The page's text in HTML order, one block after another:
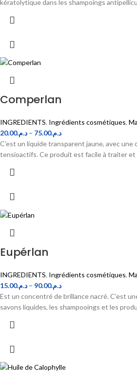
kératolytique dans les shampoings
Comperlan
INGREDIENTS, Ingrédients cosmétiques,
د.م.20.00 – د.م.75.00
C’est un liquide transparent jaune, avec
tensioactifs. Ce produit est facile à traiter
Eupérlan
INGREDIENTS, Ingrédients cosmétiques,
د.م.15.00 – د.م.90.00
Est un concentré de brillance nacré. C’est
savons liquides, les shampooings et les